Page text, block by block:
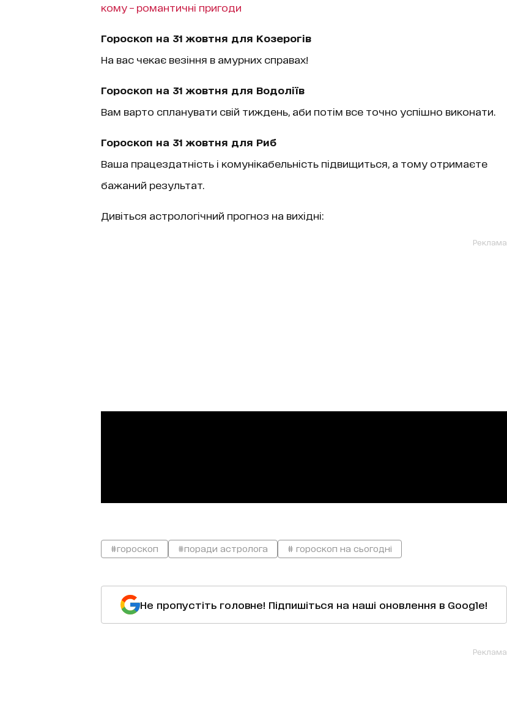
кому – романтичні пригоди
Гороскоп на 31 жовтня для Козерогів
На вас чекає везіння в амурних справах!
Гороскоп на 31 жовтня для Водоліїв
Вам варто спланувати свій тиждень, аби потім все точно успішно виконати.
Гороскоп на 31 жовтня для Риб
Ваша працездатність і комунікабельність підвищиться, а тому отримаєте
бажаний результат.
Дивіться астрологічний прогноз на вихідні:
Реклама
#гороскоп #поради астролога # гороскоп на сьогодні
Не пропустіть головне! Підпишіться на наші оновлення в Google!
Реклама